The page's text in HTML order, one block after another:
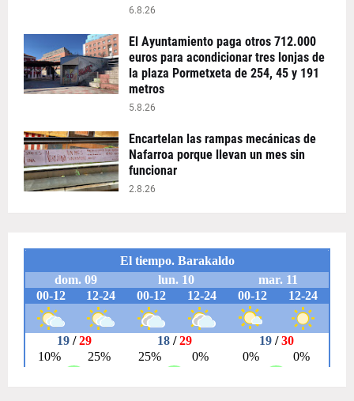
6.8.26
El Ayuntamiento paga otros 712.000
euros para acondicionar tres lonjas de
la plaza Pormetxeta de 254, 45 y 191
metros
5.8.26
Encartelan las rampas mecánicas de
Nafarroa porque llevan un mes sin
funcionar
2.8.26